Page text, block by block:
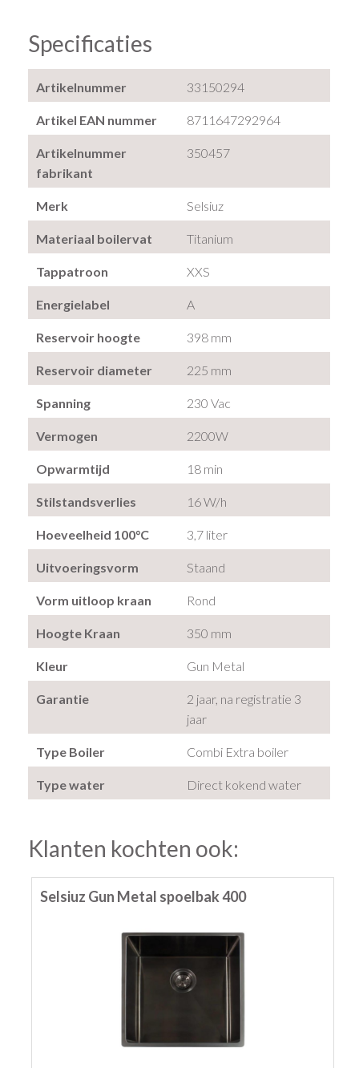
Specificaties
Artikelnummer 33150294
Artikel EAN nummer 8711647292964
Artikelnummer
fabrikant
350457
Merk Selsiuz
Materiaal boilervat Titanium
Tappatroon XXS
Energielabel A
Reservoir hoogte 398 mm
Reservoir diameter 225 mm
Spanning 230 Vac
Vermogen 2200W
Opwarmtijd 18 min
Stilstandsverlies 16 W/h
Hoeveelheid 100°C 3,7 liter
Uitvoeringsvorm Staand
Vorm uitloop kraan Rond
Hoogte Kraan 350 mm
Kleur Gun Metal
Garantie
2 jaar, na registratie 3
jaar
Type Boiler Combi Extra boiler
Type water Direct kokend water
Klanten kochten ook:
Selsiuz Gun Metal spoelbak 400